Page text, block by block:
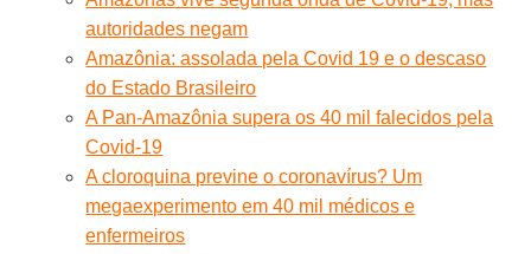
autoridades negam
Amazônia: assolada pela Covid 19 e o descaso
do Estado Brasileiro
A Pan-Amazônia supera os 40 mil falecidos pela
Covid-19
A cloroquina previne o coronavírus? Um
megaexperimento em 40 mil médicos e
enfermeiros